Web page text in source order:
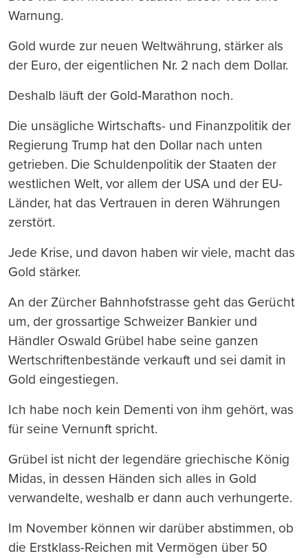
Warnung.
Gold wurde zur neuen Weltwährung, stärker als
der Euro, der eigentlichen Nr. 2 nach dem Dollar.
Deshalb läuft der Gold-Marathon noch.
Die unsägliche Wirtschafts- und Finanzpolitik der
Regierung Trump hat den Dollar nach unten
getrieben. Die Schuldenpolitik der Staaten der
westlichen Welt, vor allem der USA und der EU-
Länder, hat das Vertrauen in deren Währungen
zerstört.
Jede Krise, und davon haben wir viele, macht das
Gold stärker.
An der Zürcher Bahnhofstrasse geht das Gerücht
um, der grossartige Schweizer Bankier und
Händler Oswald Grübel habe seine ganzen
Wertschriftenbestände verkauft und sei damit in
Gold eingestiegen.
Ich habe noch kein Dementi von ihm gehört, was
für seine Vernunft spricht.
Grübel ist nicht der legendäre griechische König
Midas, in dessen Händen sich alles in Gold
verwandelte, weshalb er dann auch verhungerte.
Im November können wir darüber abstimmen, ob
die Erstklass-Reichen mit Vermögen über 50